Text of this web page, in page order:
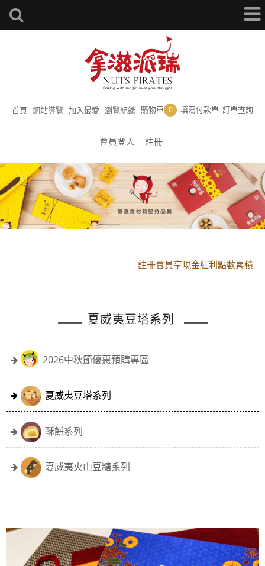
首頁 網站導覽 加入最愛 瀏覽紀錄 購物車 0 填寫付款單 訂單查詢
會員登入 註冊
註冊會員享現金紅利點數累積
夏威夷豆塔系列
2026中秋節優惠預購專區
夏威夷豆塔系列
酥餅系列
夏威夷火山豆糖系列